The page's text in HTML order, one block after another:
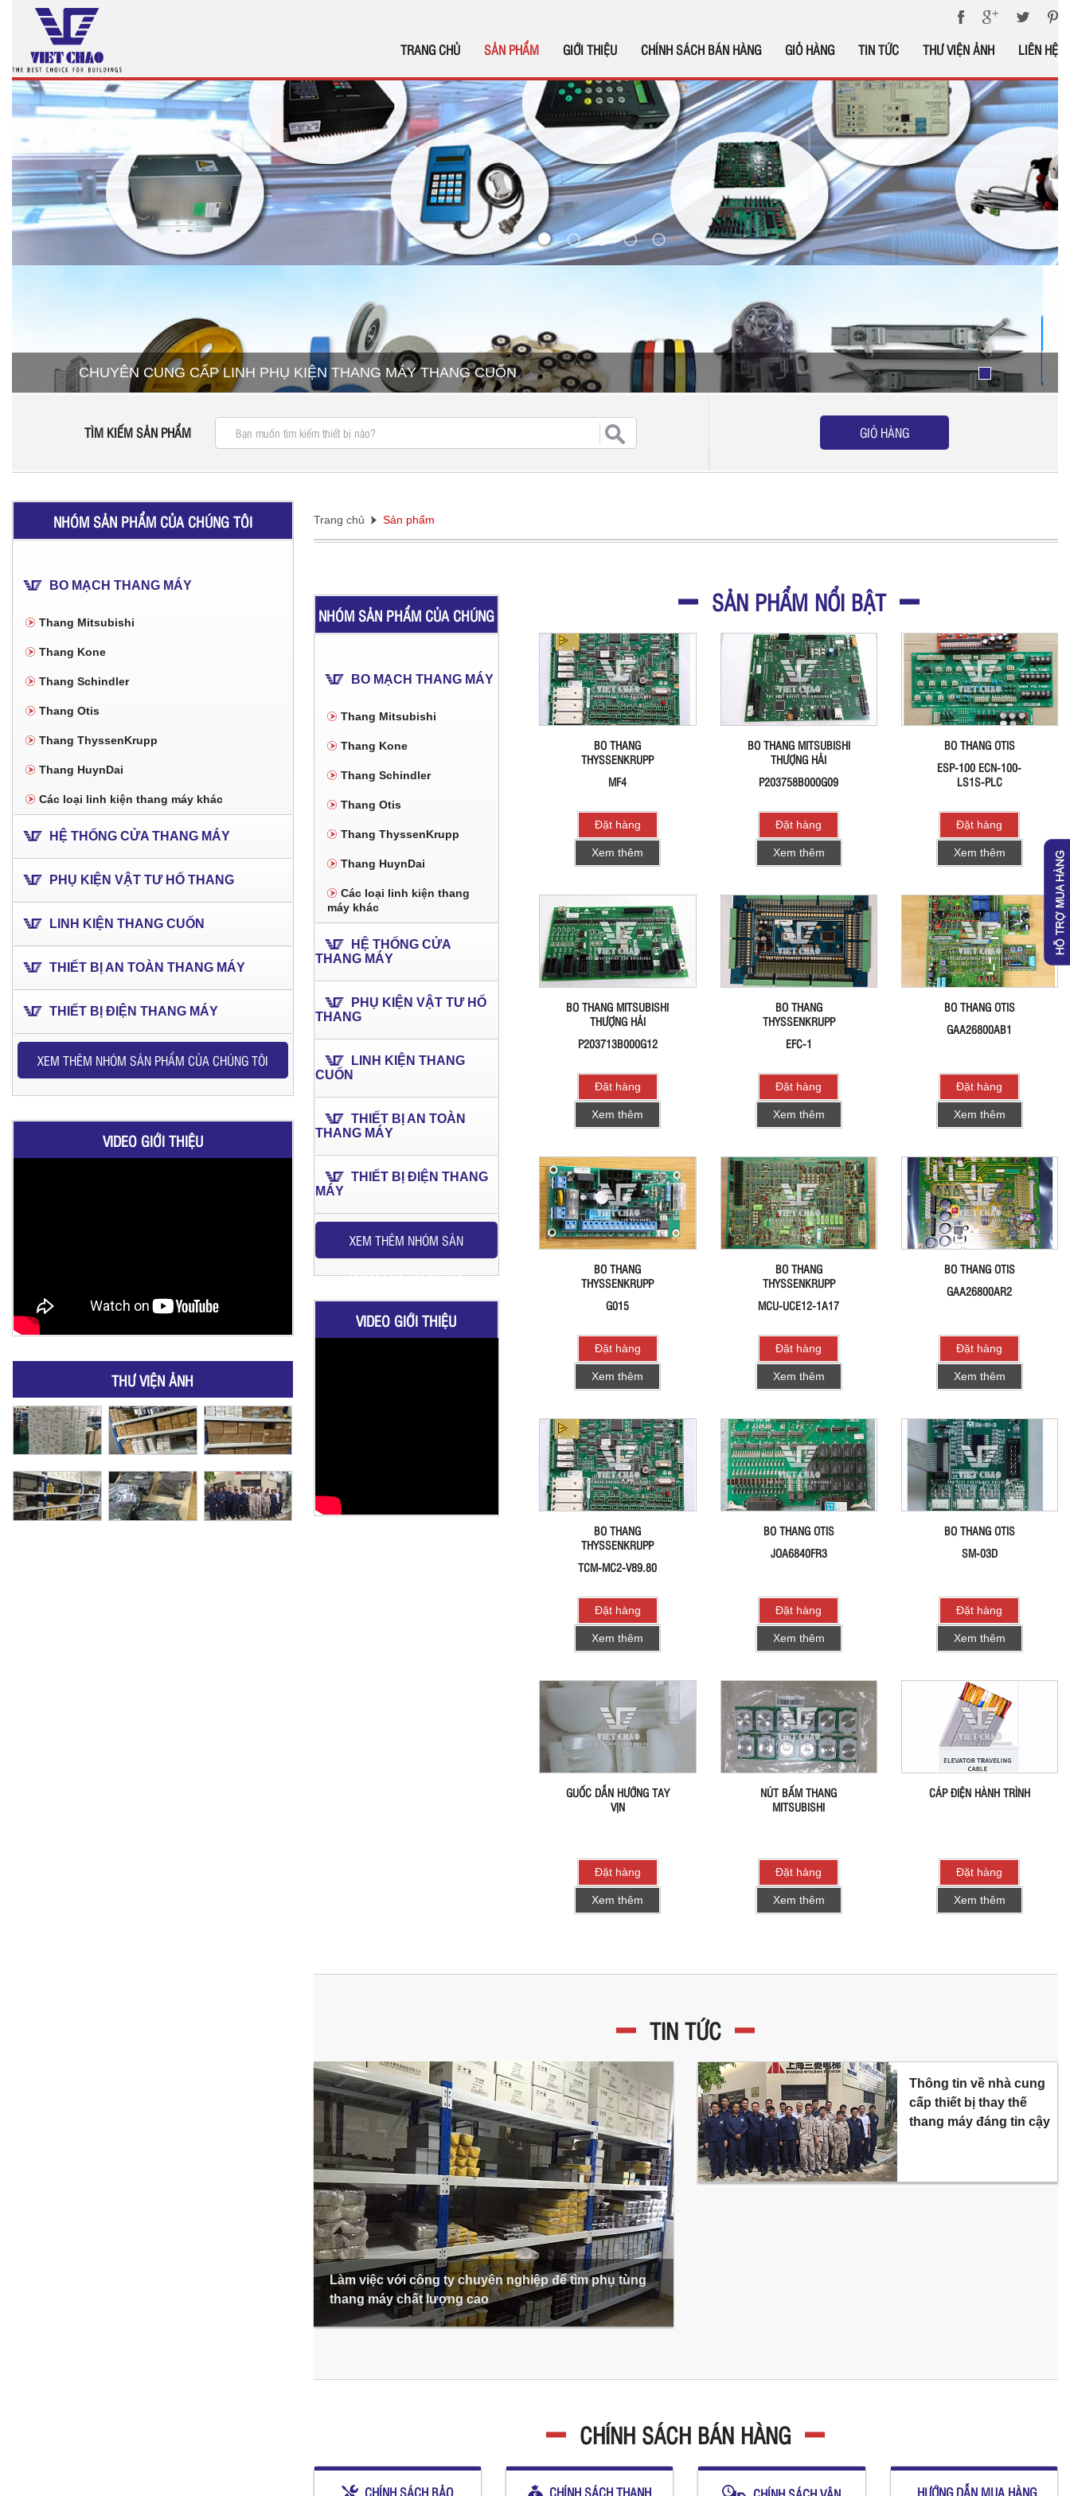
TRANG CHỦ SẢN PHẨM GIỚI THIỆU CHÍNH SÁCH BÁN HÀNG GIỎ HÀNG TIN TỨC THƯ VIỆN ẢNH LIÊN HỆ
CHUYÊN CUNG CẤP LINH PHỤ KIỆN THANG MÁY THANG CUỐN
TÌM KIẾM SẢN PHẨM GIỎ HÀNG
NHÓM SẢN PHẨM CỦA CHÚNG TÔI
BO MẠCH THANG MÁY
Thang Mitsubishi
Thang Kone
Thang Schindler
Thang Otis
Thang ThyssenKrupp
Thang HuynDai
Các loại linh kiện thang máy khác
HỆ THỐNG CỬA THANG MÁY
PHỤ KIỆN VẬT TƯ HỐ THANG
LINH KIỆN THANG CUỐN
THIẾT BỊ AN TOÀN THANG MÁY
THIẾT BỊ ĐIỆN THANG MÁY
XEM THÊM NHÓM SẢN PHẨM CỦA CHÚNG TÔI
VIDEO GIỚI THIỆU
THƯ VIỆN ẢNH
Trang chủ Sản phẩm
NHÓM SẢN PHẨM CỦA CHÚNG
BO MẠCH THANG MÁY
Thang Mitsubishi
Thang Kone
Thang Schindler
Thang Otis
Thang ThyssenKrupp
Thang HuynDai
Các loại linh kiện thang
máy khác
HỆ THỐNG CỬA
THANG MÁY
PHỤ KIỆN VẬT TƯ HỐ
THANG
LINH KIỆN THANG
CUỐN
THIẾT BỊ AN TOÀN
THANG MÁY
THIẾT BỊ ĐIỆN THANG
MÁY
XEM THÊM NHÓM SẢN
PHẨM CỦA CHÚNG TÔI
VIDEO GIỚI THIỆU
SẢN PHẨM NỔI BẬT
BO THANG
THYSSENKRUPP
MF4
Đặt hàng
Xem thêm
BO THANG MITSUBISHI
THƯỢNG HẢI
P203758B000G09
Đặt hàng
Xem thêm
BO THANG OTIS
ESP-100 ECN-100-
LS1S-PLC
Đặt hàng
Xem thêm
BO THANG MITSUBISHI
THƯỢNG HẢI
P203713B000G12
Đặt hàng
Xem thêm
BO THANG
THYSSENKRUPP
EFC-1
Đặt hàng
Xem thêm
BO THANG OTIS
GAA26800AB1
Đặt hàng
Xem thêm
BO THANG
THYSSENKRUPP
G015
Đặt hàng
Xem thêm
BO THANG
THYSSENKRUPP
MCU-UCE12-1A17
Đặt hàng
Xem thêm
BO THANG OTIS
GAA26800AR2
Đặt hàng
Xem thêm
BO THANG
THYSSENKRUPP
TCM-MC2-V89.80
Đặt hàng
Xem thêm
BO THANG OTIS
JOA6840FR3
Đặt hàng
Xem thêm
BO THANG OTIS
SM-03D
Đặt hàng
Xem thêm
GUỐC DẪN HƯỚNG TAY
VỊN
Đặt hàng
Xem thêm
NÚT BẤM THANG
MITSUBISHI
Đặt hàng
Xem thêm
CÁP ĐIỆN HÀNH TRÌNH
Đặt hàng
Xem thêm
TIN TỨC
Làm việc với công ty chuyên nghiệp để tìm phụ tùng
thang máy chất lượng cao
Thông tin về nhà cung
cấp thiết bị thay thế
thang máy đáng tin cậy
CHÍNH SÁCH BÁN HÀNG
CHÍNH SÁCH BẢO CHÍNH SÁCH THANH HƯỚNG DẪN MUA HÀNG